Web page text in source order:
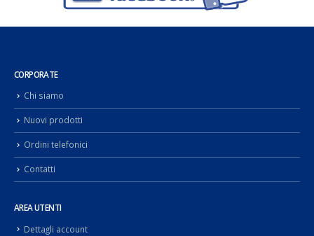
CORPORATE
Chi siamo
Nuovi prodotti
Ordini telefonici
Contatti
AREA UTENTI
Dettagli account